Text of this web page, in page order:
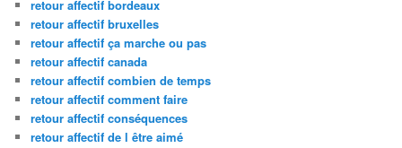
retour affectif bordeaux
retour affectif bruxelles
retour affectif ça marche ou pas
retour affectif canada
retour affectif combien de temps
retour affectif comment faire
retour affectif conséquences
retour affectif de l être aimé